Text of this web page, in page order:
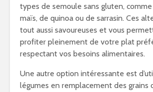
types de semoule sans gluten,
maïs, de quinoa ou de sarrasin. Ces
tout aussi savoureuses et vous
profiter pleinement de votre plat
respectant vos besoins alimentaires.
Une autre option intéressante est
légumes en remplacement des grains